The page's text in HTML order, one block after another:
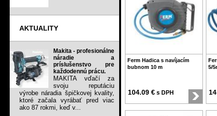
AKTUALITY
Makita - profesionálne
náradie a
príslušenstvo pre
každodennú prácu.
MAKITA vďačí za
svoju reputáciu
výrobe náradia špičkovej kvality,
ktoré začala vyrábať pred viac
ako 87 rokmi, keď v...
Ferm Hadica s navíjacím
bubnom 10 m
104.09 € s DPH
5/